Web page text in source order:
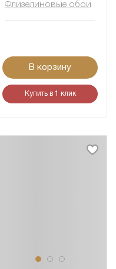
Флизелиновые обои
В корзину
Купить в 1 клик